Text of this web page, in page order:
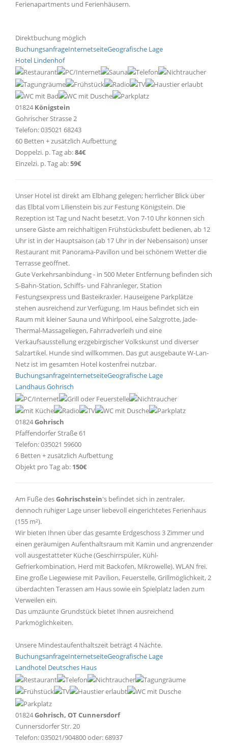
Ferienapartments und Ferienhäusern.
Direktbuchung möglich
BuchungsanfrageInternetseiteGeografische Lage
Hotel Lindenhof
01824 Königstein
Gohrischer Strasse 2
Telefon: 035021 68243
60 Betten + zusätzlich Aufbettung
Doppelzi. p. Tag ab:84€
Einzelzi. p. Tag ab:59€
Unser Hotel ist direkt am Elbhang gelegen; herrlicher Blick über
das Elbtal vom Lilienstein bis zur Festung Königstein. Die
Rezeption ist Tag und Nacht besetzt. Von 7-10 Uhr können sich
unsere Gäste am reichhaltigen Frühstücksbufett bedienen, ab 12
Uhr ist in der Hauptsaison (ab 17 Uhr in der Nebensaison) unser
Restaurant mit Panorama-Pavillon und bei schönem Wetter die
Terrasse geöffnet.
Gute Verkehrsanbindung - in 500 Meter Entfernung befinden sich
S-Bahn-Station, Schiffs- und Fähranleger, Station
Festungsexpress und Basteikraxler. Hauseigene Parkplätze
stehen ausreichend zur Verfügung. Im Haus befindet sich ein
Raum mit kleiner Sauna und Whirlpool, eine Salzgrotte, Jade-
Thermal-Massageliegen, Fahrradverleih und eine
Verkaufsausstellung erzgebirgischer Volkskunst und diverser
Salzartikel. Hunde sind willkommen. Das gut ausgebaute W-Lan-
Netz ist im gesamten Hotel kostenfrei nutzbar.
BuchungsanfrageInternetseiteGeografische Lage
Landhaus Gohrisch
01824Gohrisch
Pfaffendorfer Straße 61
Telefon: 035021 59600
6 Betten + zusätzlich Aufbettung
Objekt pro Tag ab: 150€
Am Fuße desGohrischstein's befindet sich in zentraler,
dennoch ruhiger Lage unser liebevoll eingerichtetes Ferienhaus
(155 m²).
Wir bieten Ihnen über das gesamte Erdgeschoss 3 Zimmer und
einen geräumigen Aufenthaltsraum mit Kamin und angrenzender
voll ausgestatteter Küche (Geschirrspüler, Kühl-
Gefrierkombination, Herd mit Backofen, Mikrowelle). WLAN frei.
Eine große Liegewiese mit Pavilion, Feuerstelle, Grillmöglichkeit, 2
überdachten Terassen am Haus sowie ein Spielplatz laden zum
Verweilen ein.
Das umzäunte Grundstück bietet Ihnen ausreichend
Parkmöglichkeiten.
Unsere Mindestaufenthaltszeit beträgt 4 Nächte.
BuchungsanfrageInternetseiteGeografische Lage
Landhotel Deutsches Haus
01824Gohrisch, OT Cunnersdorf
Cunnersdorfer Str. 20
Telefon: 035021/904800 oder: 68937